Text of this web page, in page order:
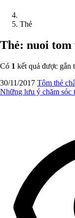
Thẻ
Thẻ: nuoi tom
Có 1 kết quả được gắn
30/11/2017 Tôm thẻ
Những lưu ý chăm sóc